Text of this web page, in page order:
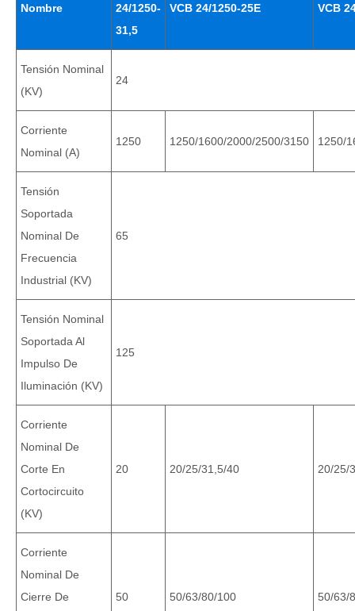
Nombre
24/1250-
31,5
VCB 24/1250-25E VCB
Tensión Nominal
(KV)
24
Corriente
Nominal (A)
1250 1250/1600/2000/2500/3150 1250/
Tensión
Soportada
Nominal De
Frecuencia
Industrial (KV)
65
Tensión Nominal
Soportada Al
Impulso De
Iluminación (KV)
125
Corriente
Nominal De
Corte En
Cortocircuito
(KV)
20 20/25/31,5/40 20/25/
Corriente
Nominal De
Cierre De
50 50/63/80/100 50/63/